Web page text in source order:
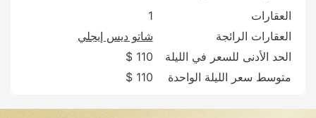
العقارات
1
العقارات الرائجة
شاتو ديس إيجلي
الحد الأدنى للسعر في الليلة
110 $
متوسط سعر الليلة الواحدة
110 $